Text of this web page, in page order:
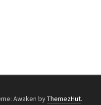
Awaken byThemezHut.